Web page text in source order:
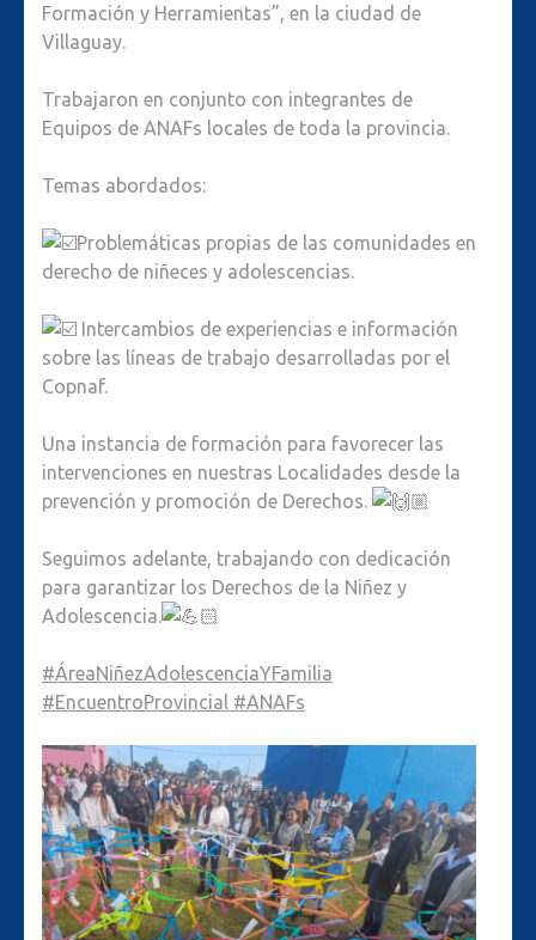
Formación y Herramientas”, en la ciudad de
Villaguay.
Trabajaron en conjunto con integrantes de
Equipos de ANAFs locales de toda la provincia.
Temas abordados:
Problemáticas propias de las comunidades en
derecho de niñeces y adolescencias.
Intercambios de experiencias e información
sobre las líneas de trabajo desarrolladas por el
Copnaf.
Una instancia de formación para favorecer las
intervenciones en nuestras Localidades desde la
prevención y promoción de Derechos.
Seguimos adelante, trabajando con dedicación
para garantizar los Derechos de la Niñez y
Adolescencia.
#ÁreaNiñezAdolescenciaYFamilia
#EncuentroProvincial #ANAFs